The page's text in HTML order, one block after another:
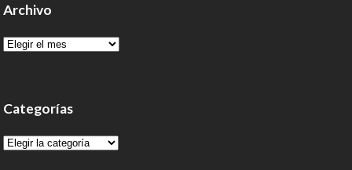
Archivo
Archivo
Categorías
Categorías